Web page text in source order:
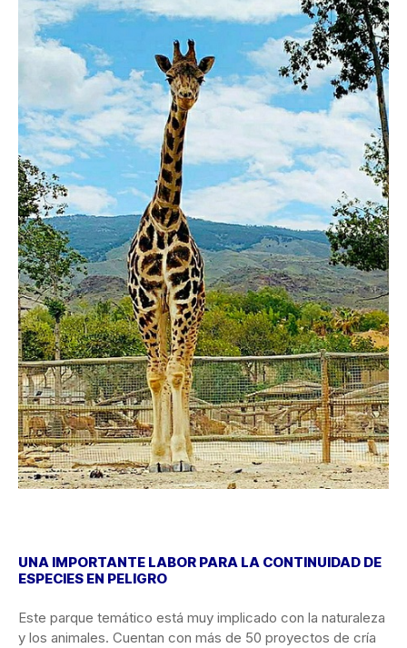
UNA IMPORTANTE LABOR PARA LA CONTINUIDAD DE
ESPECIES EN PELIGRO
Este parque temático está muy implicado con la naturaleza
y los animales. Cuentan con más de 50 proyectos de cría